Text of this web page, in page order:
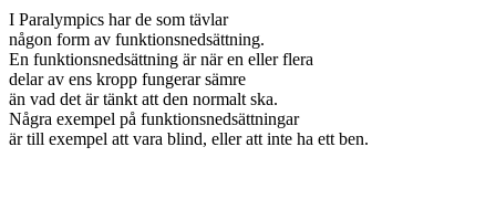
I Paralympics har de som tävlar
någon form av funktionsnedsättning.
En funktionsnedsättning är när en eller flera
delar av ens kropp fungerar sämre
än vad det är tänkt att den normalt ska.
Några exempel på funktionsnedsättningar
är till exempel att vara blind, eller att inte ha ett ben.